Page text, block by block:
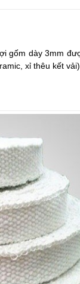
gốm dày 3mm
xỉ thêu kết